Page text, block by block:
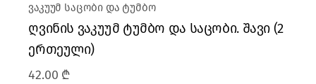
ვაკუუმ საცობი და ტუმბო
ღვინის ვაკუუმ ტუმბო და საცობი. შავი (2
ერთეული)
42.00 ₾